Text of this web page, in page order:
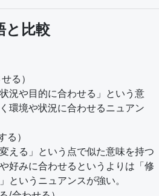
と比較
る）
状況や目的に合わせる」という意
環境や状況に合わせるニュアン
）
変える」という点で似た意味を持つ
好みに合わせるというよりは「修
というニュアンスが強い。